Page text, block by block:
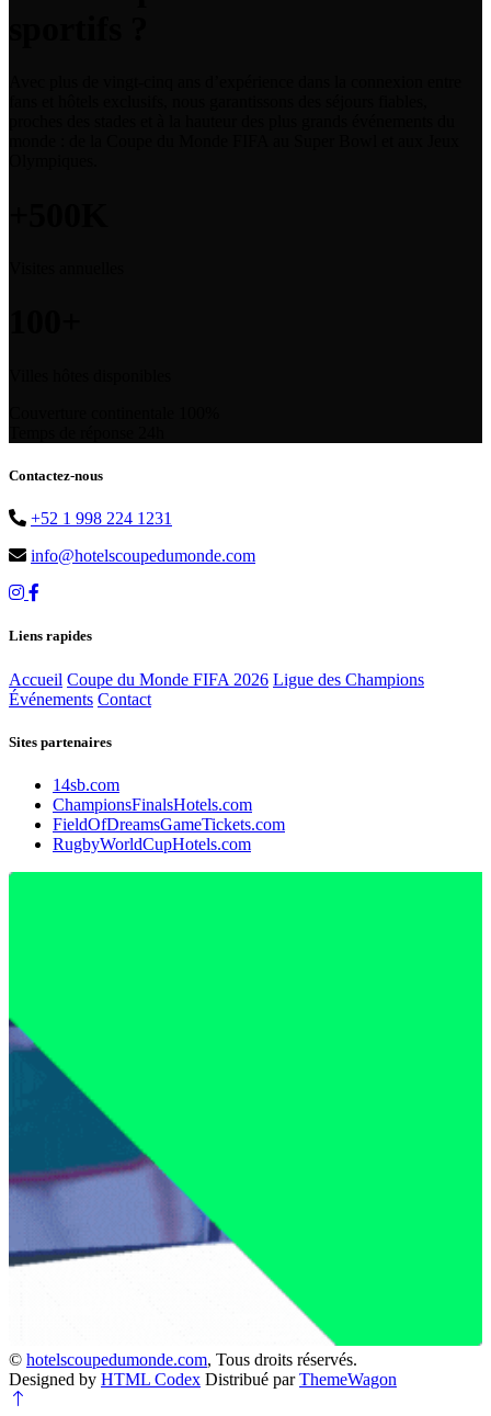
Contactez-nous
+52 1 998 224 1231
info@hotelscoupedumonde.com
Liens rapides
Accueil Coupe du Monde FIFA 2026 Ligue des Champions
Événements Contact
Sites partenaires
14sb.com
ChampionsFinalsHotels.com
FieldOfDreamsGameTickets.com
RugbyWorldCupHotels.com
© hotelscoupedumonde.com, Tous droits réservés.
Designed by HTML Codex Distribué parThemeWagon